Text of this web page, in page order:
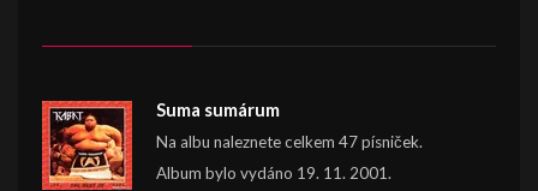
Suma sumárum
Na albu naleznete celkem 47 písniček.
Album bylo vydáno 19. 11. 2001.